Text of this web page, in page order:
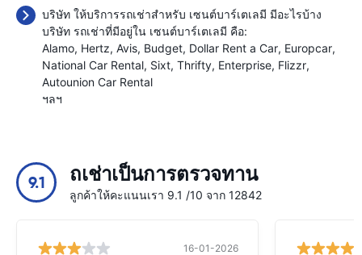
บริษัท ให้บริการรถเช่าสำหรับ เซนต์บาร์เตเลมี มีอะไรบ้าง
บริษัท รถเช่าที่มีอยู่ใน เซนต์บาร์เตเลมี คือ:
Alamo Hertz Avis Budget Dollar Rent a Car Europcar
National Car Rental Sixt Thrifty Enterprise Flizzr
Autounion Car Rental
ฯลฯ
9.1 ถเช่าเป็นการตรวจทาน
ลูกค้าให้คะแนนเรา 9.1 /10 จาก 12842
16-01-2026